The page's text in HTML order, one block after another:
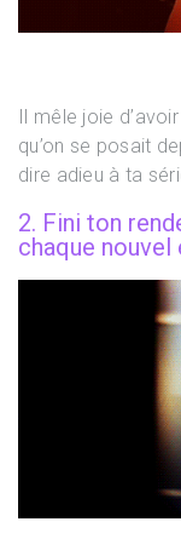
Il mêle joie
qu’on se posait
dire adieu à ta
2. Fini ton
chaque nouvel